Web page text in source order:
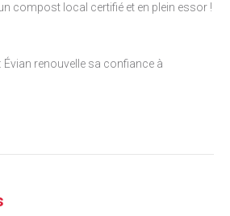
compost local certifié et en plein essor !
renouvelle sa confiance à